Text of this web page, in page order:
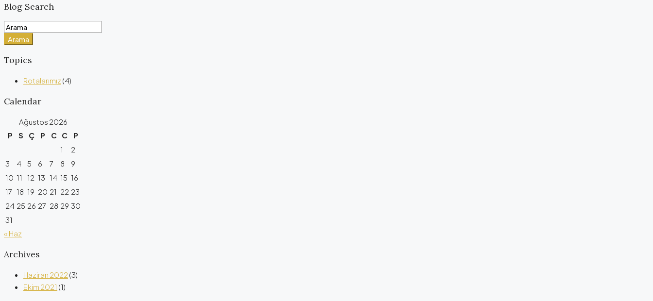
Blog Search
Arama
Topics
Rotalarımız (4)
Calendar
Ağustos 2026
P
S Ç P C C
P
1
2
3
4 5 6 7 8
9
10 11 12 13 14 15 16
17 18 19 20 21 22 23
24 25 26 27 28 29 30
31
« Haz
Archives
Haziran 2022 (3)
Ekim 2021 (1)